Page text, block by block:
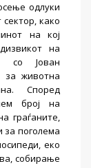
одлуки
како
на кој
на
со Јован
за животна
Според
број на
граѓаните,
за поголема
еко
собирање